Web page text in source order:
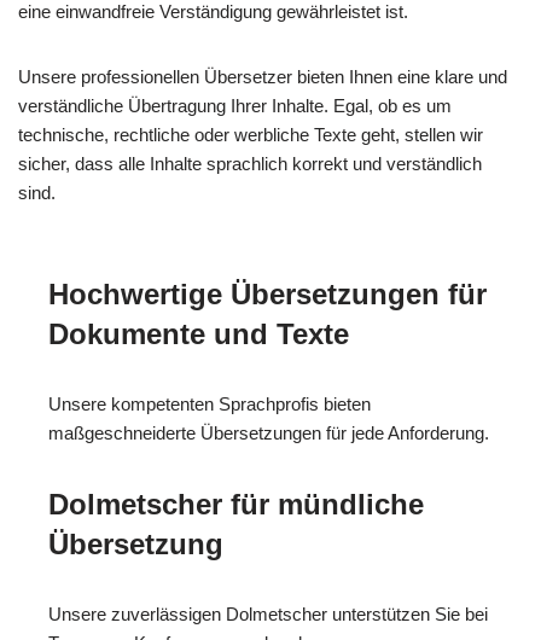
eine einwandfreie Verständigung gewährleistet ist.
Unsere professionellen Übersetzer bieten Ihnen eine klare und
verständliche Übertragung Ihrer Inhalte. Egal, ob es um
technische, rechtliche oder werbliche Texte geht, stellen wir
sicher, dass alle Inhalte sprachlich korrekt und verständlich
sind.
Hochwertige Übersetzungen für
Dokumente und Texte
Unsere kompetenten Sprachprofis bieten
maßgeschneiderte Übersetzungen für jede Anforderung.
Dolmetscher für mündliche
Übersetzung
Unsere zuverlässigen Dolmetscher unterstützen Sie bei